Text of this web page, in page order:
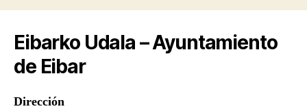
Eibarko Udala – Ayuntamiento
de Eibar
Dirección